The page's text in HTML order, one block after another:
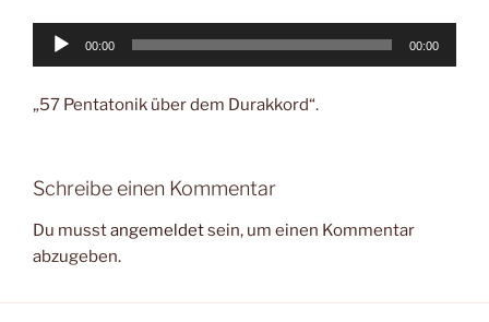
Audio-
00:00 00:00
„57 Pentatonik über dem Durakkord“.
Schreibe einen Kommentar
Du musstangemeldetsein, um einen Kommentar
abzugeben.